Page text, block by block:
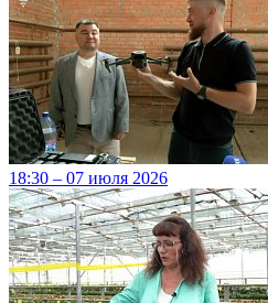
18:30 – 07 июля 2026